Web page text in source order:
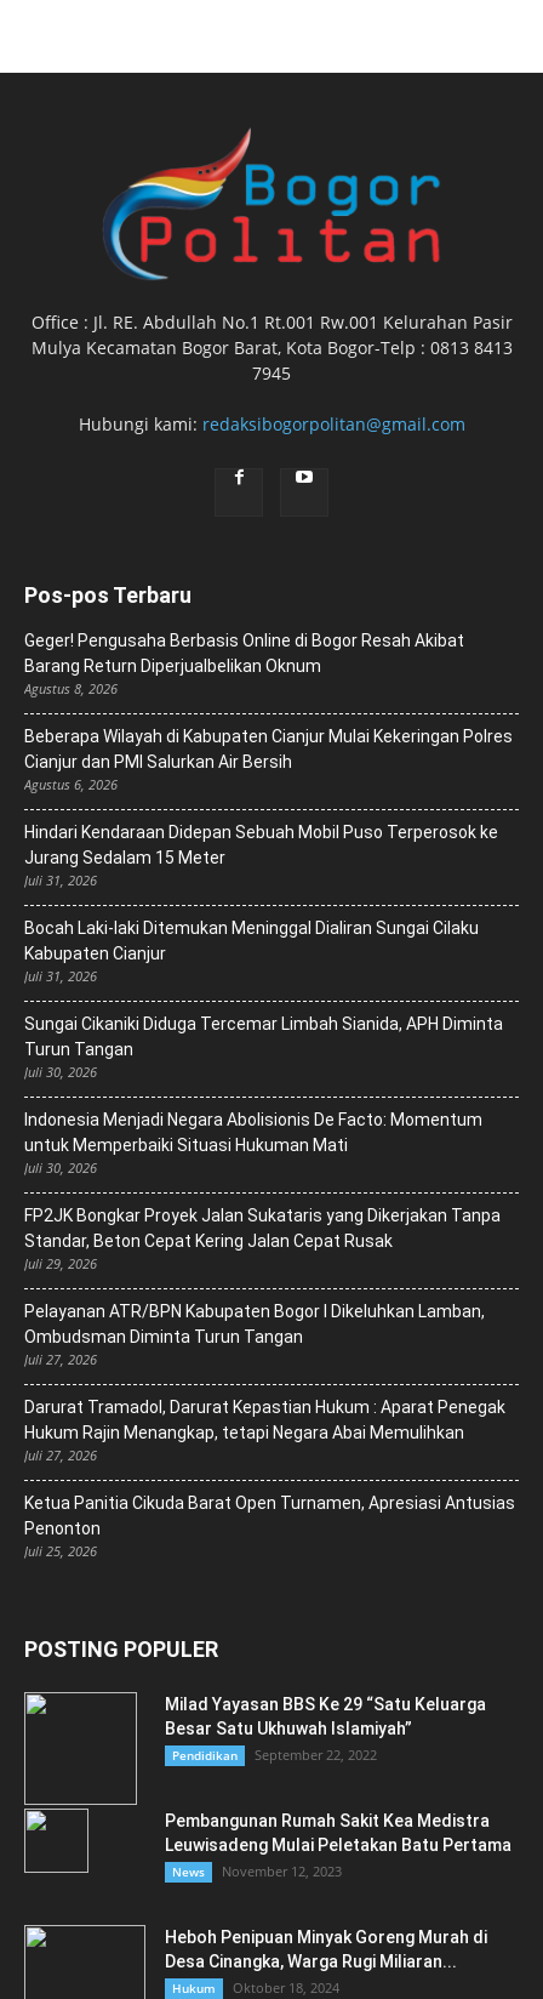
Office : Jl. RE. Abdullah No.1 Rt.001 Rw.001 Kelurahan Pasir
Mulya Kecamatan Bogor Barat, Kota Bogor-Telp : 0813 8413
7945
Hubungi kami: redaksibogorpolitan@gmail.com
Pos-pos Terbaru
Geger! Pengusaha Berbasis Online di Bogor Resah Akibat
Barang Return Diperjualbelikan Oknum
Agustus 8, 2026
Beberapa Wilayah di Kabupaten Cianjur Mulai Kekeringan Polres
Cianjur dan PMI Salurkan Air Bersih
Agustus 6, 2026
Hindari Kendaraan Didepan Sebuah Mobil Puso Terperosok ke
Jurang Sedalam 15 Meter
Juli 31, 2026
Bocah Laki-laki Ditemukan Meninggal Dialiran Sungai Cilaku
Kabupaten Cianjur
Juli 31, 2026
Sungai Cikaniki Diduga Tercemar Limbah Sianida, APH Diminta
Turun Tangan
Juli 30, 2026
‎Indonesia Menjadi Negara Abolisionis De Facto: Momentum
untuk Memperbaiki Situasi Hukuman Mati
Juli 30, 2026
FP2JK Bongkar Proyek Jalan Sukataris yang Dikerjakan Tanpa
Standar, Beton Cepat Kering Jalan Cepat Rusak
Juli 29, 2026
Pelayanan ATR/BPN Kabupaten Bogor I Dikeluhkan Lamban,
Ombudsman Diminta Turun Tangan
Juli 27, 2026
Darurat Tramadol, Darurat Kepastian Hukum : Aparat Penegak
Hukum Rajin Menangkap, tetapi Negara Abai Memulihkan
Juli 27, 2026
Ketua Panitia Cikuda Barat Open Turnamen, Apresiasi Antusias
Penonton
Juli 25, 2026
POSTING POPULER
Milad Yayasan BBS Ke 29 “Satu Keluarga
Besar Satu Ukhuwah Islamiyah”
Pendidikan September 22, 2022
Pembangunan Rumah Sakit Kea Medistra
Leuwisadeng Mulai Peletakan Batu Pertama
News November 12, 2023
Heboh Penipuan Minyak Goreng Murah di
Desa Cinangka, Warga Rugi Miliaran...
Hukum Oktober 18, 2024